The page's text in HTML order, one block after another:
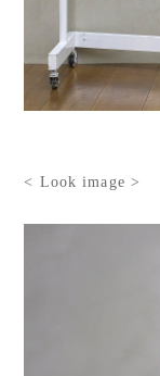
< Look image >